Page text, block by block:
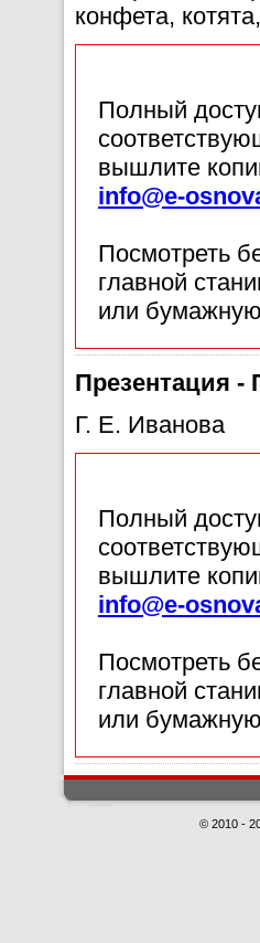
конфета,
Полный
вышлите
info@e-
Посмотреть
главной
или
Презентация
Г. Е. Иванова
Полный
вышлите
info@e-
Посмотреть
главной
или
© 2010 -